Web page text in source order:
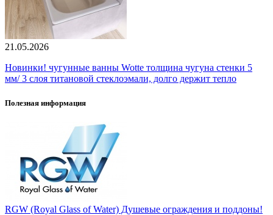
21.05.2026
Новинки! чугунные ванны Wotte толщина чугуна стенки 5
мм/ 3 слоя титановой стеклоэмали, долго держит тепло
Полезная информация
RGW (Royal Glass of Water) Душевые ограждения и поддоны!